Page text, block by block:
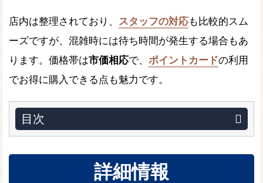
店内は整理されており、 スタッフの対応も比較的スム
ーズですが、混雑時には待ち時間が発生する場合もあ
ります。価格帯は市価相応で、 ポイントカードの利用
でお得に購入できる点も魅力です。
目次
詳細情報